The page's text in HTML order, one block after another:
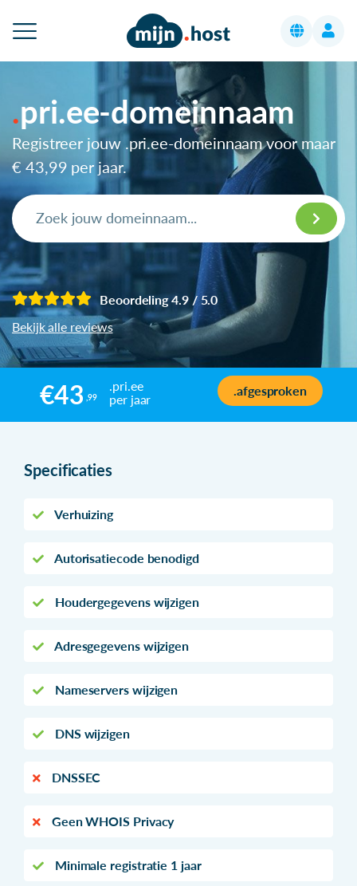
pri.ee-domeinnaam
Registreer jouw .pri.ee-domeinnaam voor maar
€ 43,99 per jaar.
Beoordeling 4.9 / 5.0
Bekijk alle reviews
€43 ,99
.pri.ee
per jaar
.afgesproken
Specificaties
Verhuizing
Autorisatiecode benodigd
Houdergegevens wijzigen
Adresgegevens wijzigen
Nameservers wijzigen
DNS wijzigen
DNSSEC
Geen WHOIS Privacy
Minimale registratie 1 jaar